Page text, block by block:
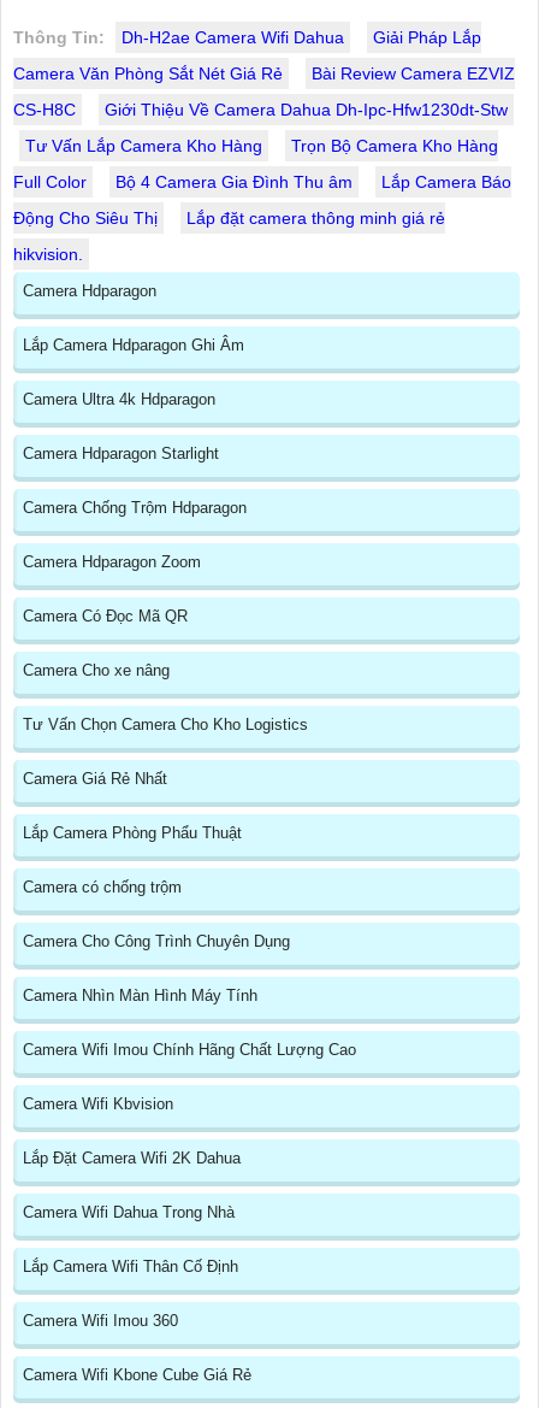
Thông Tin: Dh-H2ae Camera Wifi Dahua
Giải Pháp Lắp
Camera Văn Phòng Sắt Nét Giá Rẻ
Bài Review Camera EZVIZ
CS-H8C
Giới Thiệu Về Camera Dahua Dh-Ipc-Hfw1230dt-Stw
Tư Vấn Lắp Camera Kho Hàng
Trọn Bộ Camera Kho Hàng
Full Color
Bộ 4 Camera Gia Đình Thu âm
Lắp Camera Báo
Động Cho Siêu Thị
Lắp đặt camera thông minh giá rẻ
hikvision.
Camera Hdparagon
Lắp Camera Hdparagon Ghi Âm
Camera Ultra 4k Hdparagon
Camera Hdparagon Starlight
Camera Chống Trộm Hdparagon
Camera Hdparagon Zoom
Camera Có Đọc Mã QR
Camera Cho xe nâng
Tư Vấn Chọn Camera Cho Kho Logistics
Camera Giá Rẻ Nhất
Lắp Camera Phòng Phẩu Thuật
Camera có chống trộm
Camera Cho Công Trình Chuyên Dụng
Camera Nhìn Màn Hình Máy Tính
Camera Wifi Imou Chính Hãng Chất Lượng Cao
Camera Wifi Kbvision
Lắp Đặt Camera Wifi 2K Dahua
Camera Wifi Dahua Trong Nhà
Lắp Camera Wifi Thân Cố Định
Camera Wifi Imou 360
Camera Wifi Kbone Cube Giá Rẻ